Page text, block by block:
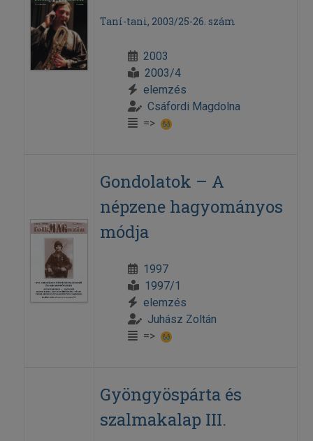
Taní-tani, 2003/25-26. szám
2003
2003/4
elemzés
Csáfordi Magdolna
=>
Gondolatok – A
népzene hagyományos
módja
1997
1997/1
elemzés
Juhász Zoltán
=>
Gyöngyöspárta és
szalmakalap III.